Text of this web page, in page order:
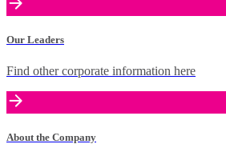
Our Leaders
Find other corporate information here
About the Company